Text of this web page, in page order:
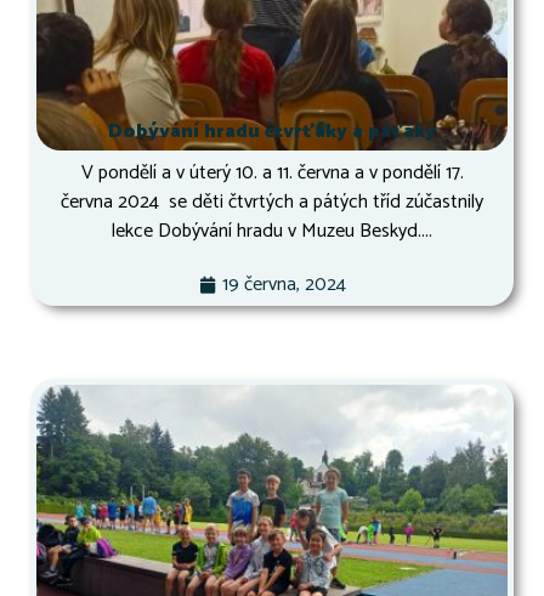
Dobývání hradu čtvrťáky a páťáky
V pondělí a v úterý 10. a 11. června a v pondělí 17.
června 2024 se děti čtvrtých a pátých tříd zúčastnily
lekce Dobývání hradu v Muzeu Beskyd....
19 června, 2024